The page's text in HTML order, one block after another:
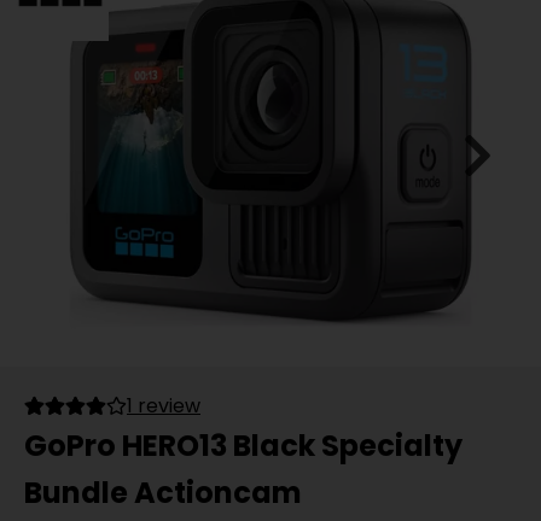
1 review
GoPro HERO13 Black Specialty
Bundle Actioncam